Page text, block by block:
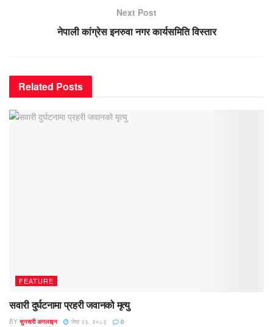
Next Post
नेपाली कांग्रेस इनरुवा नगर कार्यसमिति विस्तार
Related Posts
FEATURE
सवारी दुर्घटनामा प्रहरी जवानको मृत्यु
BY सुनसरी अनलाइन जेष्ठ २३, २०८३ 0